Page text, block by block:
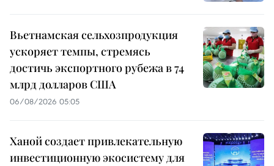
Вьетнамская сельхозпродукция
ускоряет темпы, стремясь
достичь экспортного рубежа в 74
млрд долларов США
06/08/2026 05:05
Ханой создает привлекательную
инвестиционную экосистему для